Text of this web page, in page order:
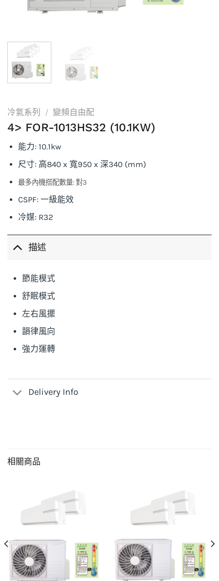
冷氣系列 / 變頻自由配
4> FOR-1013HS32 (10.1KW)
能力: 10.1kw
尺寸: 高840 x 寬950 x 深340 (mm)
最多內機搭配數量: 對3
CSPF: 一級能效
冷媒: R32
描述
節能模式
舒眠模式
左右風擺
韻律風向
強力運轉
Delivery Info
相關商品